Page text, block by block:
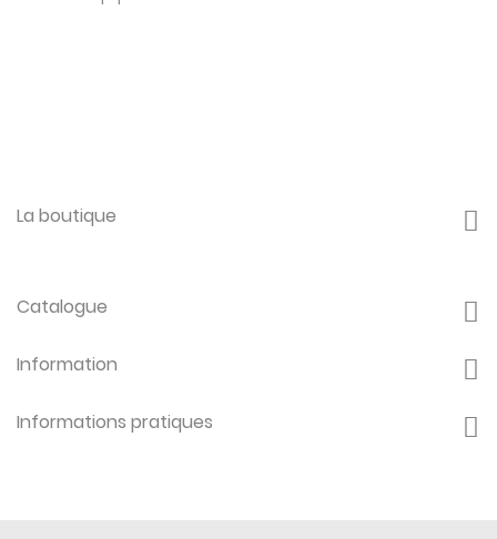
La boutique
Catalogue
Information
Informations pratiques